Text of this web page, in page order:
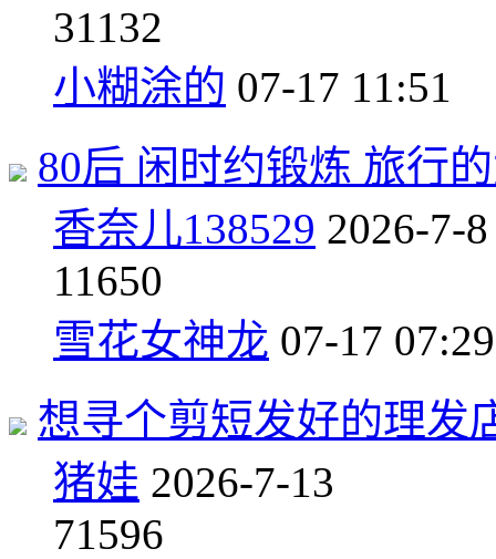
31132
小糊涂的 07-17 11:51
80后 闲时约锻炼 旅行
香奈儿138529 2026-7-8
11650
雪花女神龙 07-17 07:29
想寻个剪短发好的理发
猪娃 2026-7-13
71596